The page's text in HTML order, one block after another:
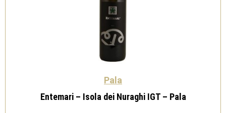
Pala
Entemari – Isola dei Nuraghi IGT – Pala